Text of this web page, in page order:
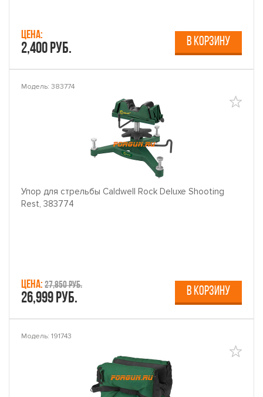
Цена:
2,400 руб. В КОРЗИНУ
Модель: 383774
Упор для стрельбы Caldwell Rock Deluxe Shooting
Rest, 383774
Цена: 27,850 руб.
26,999 руб. В КОРЗИНУ
Модель: 191743